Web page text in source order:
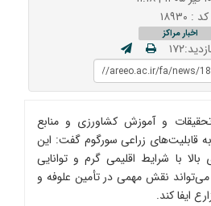
کد : ۱۸۹۳۰
اخبار مراکز
و آموزش کشاورزی و منابع
قابلیت‌های زراعی سورگوم گفت: این
با شرایط اقلیمی گرم و توانایی
می‌تواند نقش مهمی در تأمین علوفه و
ایفا کند.